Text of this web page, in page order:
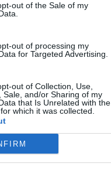
out of the Sale of my
out of processing my
for Targeted Advertising.
out of Collection, Use,
Sale, and/or Sharing of my
that Is Unrelated with the
which it was collected.